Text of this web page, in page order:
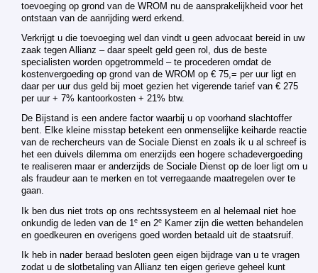
toevoeging op grond van de WROM nu de aansprakelijkheid voor het
ontstaan van de aanrijding werd erkend.
Verkrijgt u die toevoeging wel dan vindt u geen advocaat bereid in uw
zaak tegen Allianz – daar speelt geld geen rol, dus de beste
specialisten worden opgetrommeld – te procederen omdat de
kostenvergoeding op grond van de WROM op € 75,= per uur ligt en
daar per uur dus geld bij moet gezien het vigerende tarief van € 275
per uur + 7% kantoorkosten + 21% btw.
De Bijstand is een andere factor waarbij u op voorhand slachtoffer
bent. Elke kleine misstap betekent een onmenselijke keiharde reactie
van de rechercheurs van de Sociale Dienst en zoals ik u al schreef is
het een duivels dilemma om enerzijds een hogere schadevergoeding
te realiseren maar er anderzijds de Sociale Dienst op de loer ligt om u
als fraudeur aan te merken en tot verregaande maatregelen over te
gaan.
Ik ben dus niet trots op ons rechtssysteem en al helemaal niet hoe
onkundig de leden van de 1 e en 2e Kamer zijn die wetten behandelen
en goedkeuren en overigens goed worden betaald uit de staatsruif.
Ik heb in nader beraad besloten geen eigen bijdrage van u te vragen
zodat u de slotbetaling van Allianz ten eigen gerieve geheel kunt